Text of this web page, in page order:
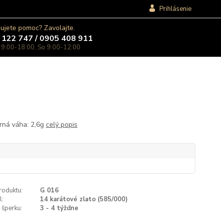
Prihlásenie
pomoc? Zavolajte.
747 / 0905 408 911
18:00, So 9:00-12:00
váha: 2,6g celý popis
G 016
14 karátové zlato (585/000)
3 - 4 týždne